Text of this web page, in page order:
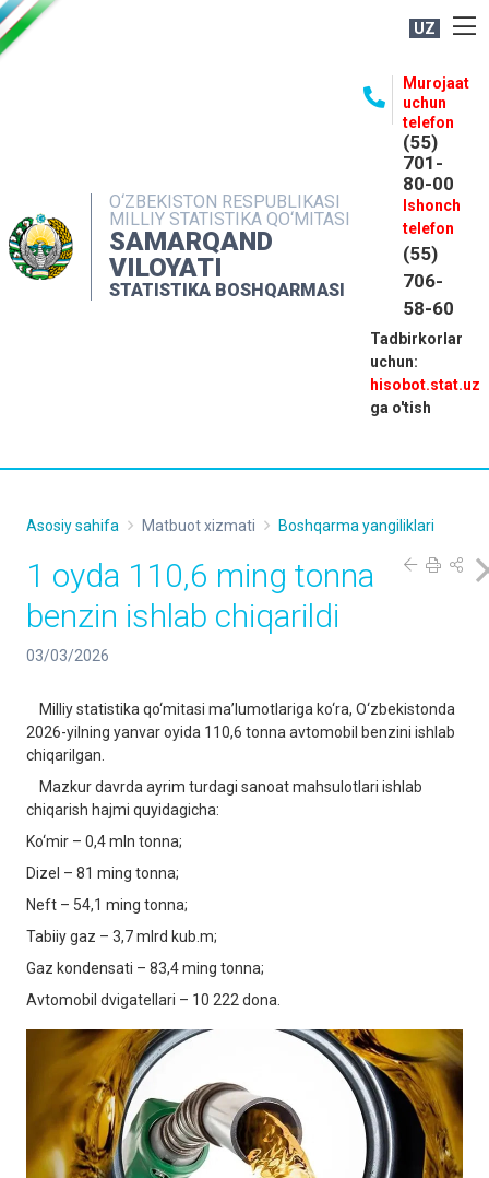
UZ
O‘ZBEKISTON RESPUBLIKASI
MILLIY STATISTIKA QO‘MITASI
SAMARQAND
VILOYATI
STATISTIKA BOSHQARMASI
Murojaat
uchun
telefon
(55)
701-
80-00
Ishonch
telefon
(55)
706-
58-60
Tadbirkorlar
uchun:
hisobot.stat.uz
ga o'tish
MATBUOT XIZMATI
MUROJAATLAR
KONTAKTLAR
Asosiy sahifa Matbuot xizmati Boshqarma yangiliklari
1 oyda 110,6 ming tonna
benzin ishlab chiqarildi
03/03/2026
Milliy statistika qo‘mitasi ma’lumotlariga ko‘ra, O‘zbekistonda
2026-yilning yanvar oyida 110,6 tonna avtomobil benzini ishlab
chiqarilgan.
Mazkur davrda ayrim turdagi sanoat mahsulotlari ishlab
chiqarish hajmi quyidagicha:
Ko‘mir – 0,4 mln tonna;
Dizel – 81 ming tonna;
Neft – 54,1 ming tonna;
Tabiiy gaz – 3,7 mlrd kub.m;
Gaz kondensati – 83,4 ming tonna;
Avtomobil dvigatellari – 10 222 dona.